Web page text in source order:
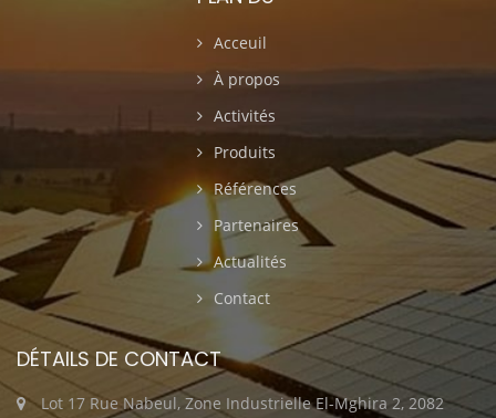
Acceuil
À propos
Activités
Produits
Références
Partenaires
Actualités
Contact
DÉTAILS DE CONTACT
Lot 17 Rue Nabeul, Zone Industrielle El-Mghira 2, 2082